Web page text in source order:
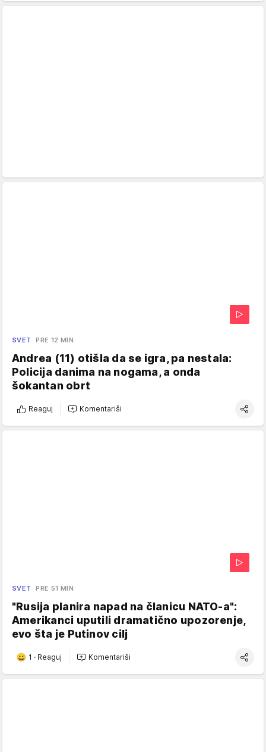
SVET PRE 12 MIN
Andrea (11) otišla da se igra, pa nestala:
Policija danima na nogama, a onda
šokantan obrt
Reaguj Komentariši
SVET PRE 51 MIN
"Rusija planira napad na članicu NATO-a":
Amerikanci uputili dramatično upozorenje,
evo šta je Putinov cilj
1 · Reaguj Komentariši